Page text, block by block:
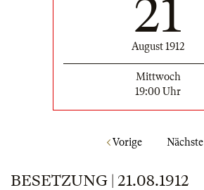
21
August 1912
Mittwoch
19:00 Uhr
Vorige Nächste
BESETZUNG | 21.08.1912